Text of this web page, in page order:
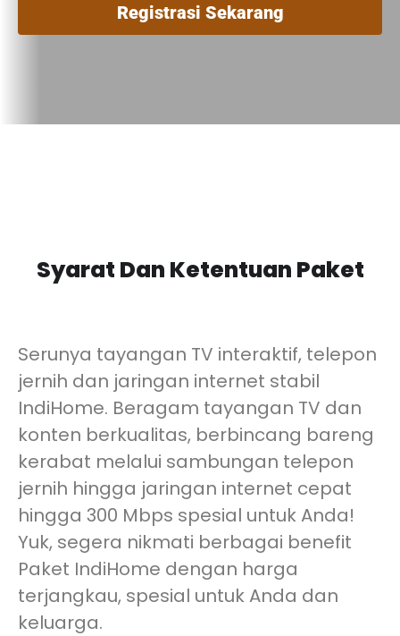
Registrasi Sekarang
Syarat Dan Ketentuan Paket
Serunya tayangan TV interaktif, telepon
jernih dan jaringan internet stabil
IndiHome. Beragam tayangan TV dan
konten berkualitas, berbincang bareng
kerabat melalui sambungan telepon
jernih hingga jaringan internet cepat
hingga 300 Mbps spesial untuk Anda!
Yuk, segera nikmati berbagai benefit
Paket IndiHome dengan harga
terjangkau, spesial untuk Anda dan
keluarga.